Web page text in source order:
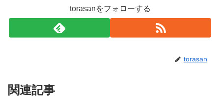
torasanをフォローする
torasan
関連記事